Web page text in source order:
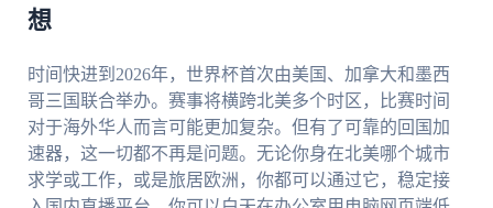
想
时间快进到2026年，世界杯首次由美国、加拿大和墨西
哥三国联合举办。赛事将横跨北美多个时区，比赛时间
对于海外华人而言可能更加复杂。但有了可靠的回国加
速器，这一切都不再是问题。无论你身在北美哪个城市
求学或工作，或是旅居欧洲，你都可以通过它，稳定接